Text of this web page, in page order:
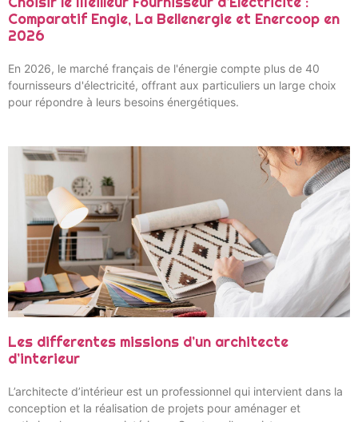
Comparatif Engie, La Bellenergie et Enercoop en
2026
En 2026, le marché français de l'énergie compte plus de 40
fournisseurs d'électricité, offrant aux particuliers un large choix
pour répondre à leurs besoins énergétiques.
Les differentes missions d’un architecte
d’interieur
L’architecte d’intérieur est un professionnel qui intervient dans la
conception et la réalisation de projets pour aménager et